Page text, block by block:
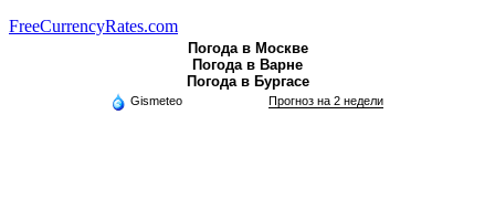
FreeCurrencyRates.com
Погода в Москве
Погода в Варне
Погода в Бургасе
Gismeteo Прогноз на 2 недели